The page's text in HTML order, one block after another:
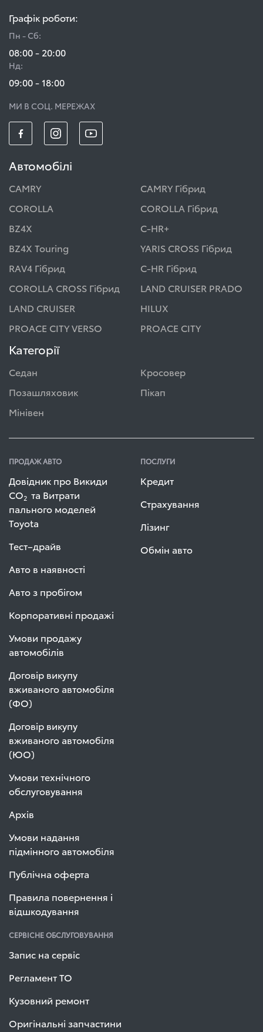
Графік роботи:
Пн - Сб:
08:00 - 20:00
Нд:
09:00 - 18:00
МИ В СОЦ. МЕРЕЖАХ
Автомобілі
CAMRY
CAMRY Гібрид
COROLLA
COROLLA Гібрид
BZ4X
C-HR+
BZ4X Touring
YARIS CROSS Гібрид
RAV4 Гібрид
C-HR Гібрид
COROLLA CROSS Гібрид
LAND CRUISER PRADO
LAND CRUISER
HILUX
PROACE CITY VERSO
PROACE CITY
Категорії
Седан
Кросовер
Позашляховик
Пікап
Мінівен
ПРОДАЖ АВТО
Довідник про Викиди
СО2 та Витрати
пального моделей
Toyota
Тест–драйв
Авто в наявності
Авто з пробігом
Корпоративні продажі
Умови продажу
автомобілів
Договір викупу
вживаного автомобіля
(ФО)
Договір викупу
вживаного автомобіля
(ЮО)
Умови технічного
обслуговування
Архів
Умови надання
підмінного автомобіля
Публічна оферта
Правила повернення і
відшкодування
ПОСЛУГИ
Кредит
Страхування
Лізинг
Обмін авто
СЕРВІСНЕ ОБСЛУГОВУВАННЯ
Запис на сервіс
Регламент ТО
Кузовний ремонт
Оригінальні запчастини